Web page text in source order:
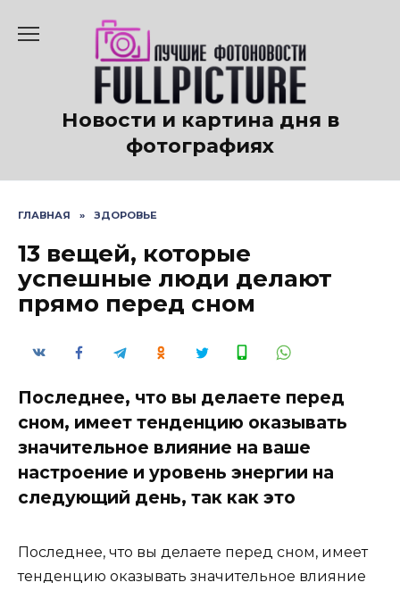
содержанию
Новости и картина дня в
фотографиях
ГЛАВНАЯ » ЗДОРОВЬЕ
13 вещей, которые
успешные люди делают
прямо перед сном
Последнее, что вы делаете перед
сном, имеет тенденцию оказывать
значительное влияние на ваше
настроение и уровень энергии на
следующий день, так как это
Последнее, что вы делаете перед сном, имеет
тенденцию оказывать значительное влияние